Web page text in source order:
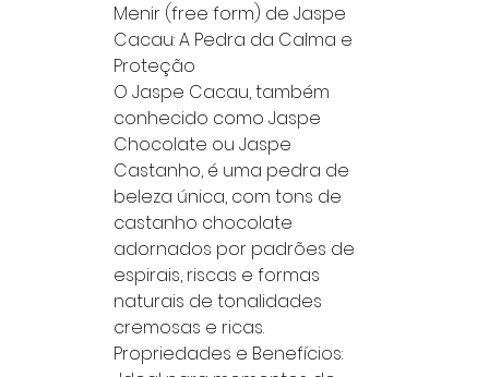
Menir (free form) de Jaspe
Cacau: A Pedra da Calma e
Proteção
O Jaspe Cacau, também
conhecido como Jaspe
Chocolate ou Jaspe
Castanho, é uma pedra de
beleza única, com tons de
castanho chocolate
adornados por padrões de
espirais, riscas e formas
naturais de tonalidades
cremosas e ricas.
Propriedades e Benefícios: